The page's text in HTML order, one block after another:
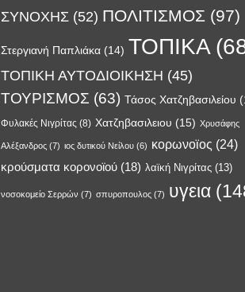
ΣΥΝΟΧΗΣ (52) ΠΟΛΙΤΙΣΜΟΣ (97)
Στεργιανή Παπλιάκα (14) ΤΟΠΙΚΑ
ΤΟΠΙΚΗ ΑΥΤΟΔΙΟΙΚΗΣΗ (45)
ΤΟΥΡΙΣΜΟΣ (63) Τάσος Χατζηβασιλείου
Φυλακές Νιγρίτας (8) Χατζηβασιλειου (15) Χρυσάφης
Αλέξανδρος (7) ιος δυτικού Νείλου (6) κορωνοϊος (24)
κρούσματα κορονοϊού (18) λαϊκή Νιγρίτας (13)
νοσοκομείο Σερρών (7) σπυροπουλος (7) υγεια